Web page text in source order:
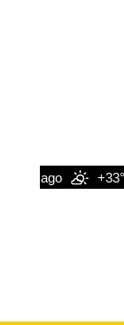
10 ago +33°C